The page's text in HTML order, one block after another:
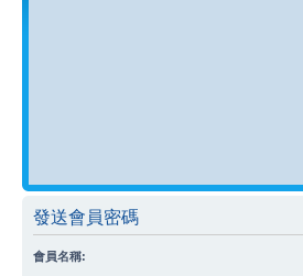
發送會員密碼
會員名稱: